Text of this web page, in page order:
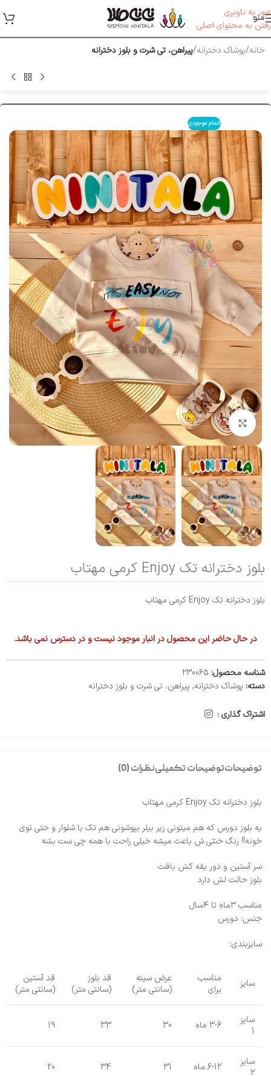
عبور به ناوبری
رفتن به محتوای اصلی
منو
خانه پوشاک دخترانه پیراهن، تی شرت و بلوز دخترانه
اتمام موجودی
بزرگنمایی تصویر
بلوز دخترانه تک Enjoy کرمی مهتاب
بلوز دخترانه تک Enjoy کرمی مهتاب
در حال حاضر این محصول در انبار موجود نیست و در دسترس نمی باشد.
شناسه محصول: 230065
دسته: پوشاک دخترانه, پیراهن، تی شرت و بلوز دخترانه
اشتراک گذاری :
توضیحاتتوضیحات تکمیلینظرات (0)
بلوز دخترانه تک Enjoy کرمی مهتاب
یه بلوز دورس که هم میتونی زیر بیلر بپوشونی هم تک با شلوار و حتی توی
خونه!! رنگ خنثی ش باعث میشه خیلی راحت با همه چی ست بشه
سر آستین و دور یقه کش بافت
بلوز حالت لش دارد
مناسب ۳ماه تا ۴سال
جنس: دورس
سایزبندی:
سایز
مناسب
برای
عرض سینه
(سانتی متر)
قد بلوز
(سانتی متر)
قد آستین
(سانتی متر)
سایز
1
3-6 ماه 30
33
19
سایز
2
6-12 ماه 31
34
20